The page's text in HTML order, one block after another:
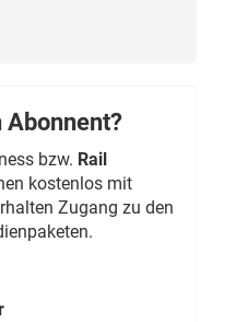
Abonnent?
bzw. Rail
kostenlos mit
Zugang zu den